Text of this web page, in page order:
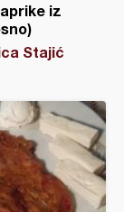
iz
Stajić